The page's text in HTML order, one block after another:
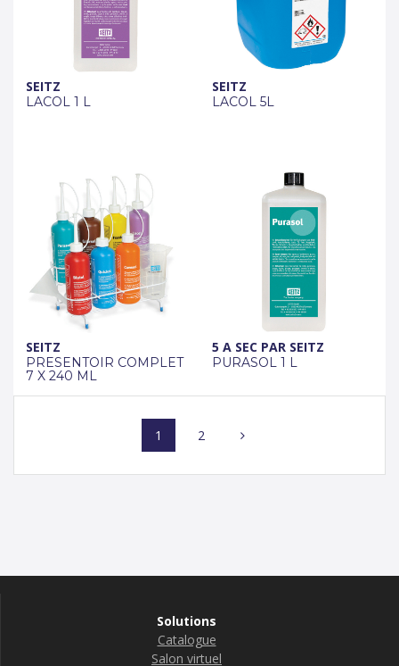
SEITZ
LACOL 1 L
SEITZ
LACOL 5L
SEITZ
PRESENTOIR COMPLET
7 X 240 ML
5 A SEC PAR SEITZ
PURASOL 1 L
navigationPage
1 Page
2
Solutions
Catalogue
Salon virtuel